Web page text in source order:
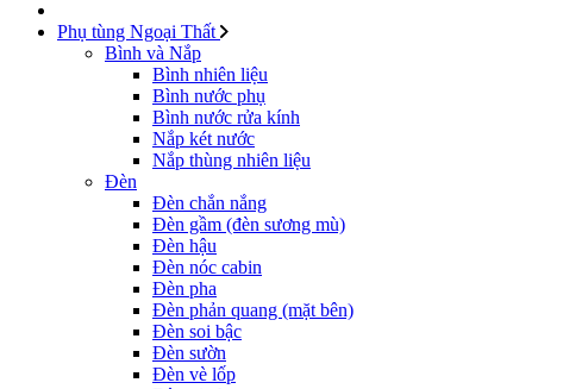
Phụ tùng Ngoại Thất
Bình và Nắp
Bình nhiên liệu
Bình nước phụ
Bình nước rửa kính
Nắp két nước
Nắp thùng nhiên liệu
Đèn
Đèn chắn nắng
Đèn gầm (đèn sương mù)
Đèn hậu
Đèn nóc cabin
Đèn pha
Đèn phản quang (mặt bên)
Đèn soi bậc
Đèn sườn
Đèn vè lốp